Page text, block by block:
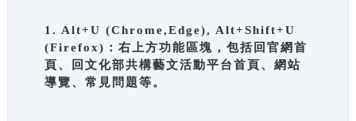
1. Alt+U (Chrome,Edge), Alt+Shift+U
(Firefox)：右上方功能區塊，包括回官網首
頁、回文化部共構藝文活動平台首頁、網站
導覽、常見問題等。